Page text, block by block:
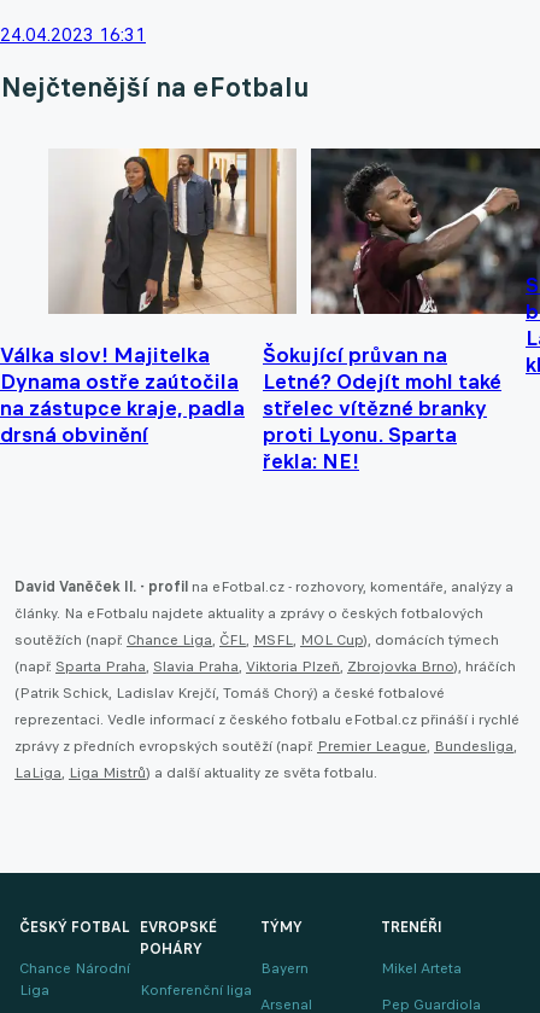
24.04.2023 16:31
Nejčtenější na eFotbalu
Válka slov! Majitelka
Dynama ostře zaútočila
na zástupce kraje, padla
drsná obvinění
Šokující průvan na
Letné? Odejít mohl také
střelec vítězné branky
proti Lyonu. Sparta
řekla: NE!
David Vaněček II. - profil na eFotbal.cz - rozhovory, komentáře, analýzy a
články. Na eFotbalu najdete aktuality a zprávy o českých fotbalových
soutěžích (např. Chance Liga, ČFL, MSFL, MOL Cup), domácích týmech
(např. Sparta Praha, Slavia Praha, Viktoria Plzeň, Zbrojovka Brno), hráčích
(Patrik Schick, Ladislav Krejčí, Tomáš Chorý) a české fotbalové
reprezentaci. Vedle informací z českého fotbalu eFotbal.cz přináší i rychlé
zprávy z předních evropských soutěží (např. Premier League, Bundesliga,
LaLiga, Liga Mistrů) a další aktuality ze světa fotbalu.
ČESKÝ FOTBAL
Chance Národní
Liga
EVROPSKÉ
POHÁRY
Konferenční liga
TÝMY
Bayern
Arsenal
TRENÉŘI
Mikel Arteta
Pep Guardiola